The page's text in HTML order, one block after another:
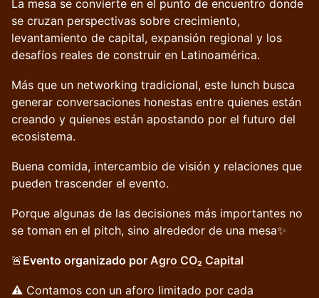
La mesa se convierte en el punto de encuentro donde
se cruzan perspectivas sobre crecimiento,
levantamiento de capital, expansión regional y los
desafíos reales de construir en Latinoamérica.
Más que un networking tradicional, este lunch busca
generar conversaciones honestas entre quienes están
creando y quienes están apostando por el futuro del
ecosistema.
Buena comida, intercambio de visión y relaciones que
pueden trascender el evento.
Porque algunas de las decisiones más importantes no
se toman en el pitch, sino alrededor de una mesa✨
🚨Evento organizado por Agro CO₂ Capital
⚠️ Contamos con un aforo limitado por cada